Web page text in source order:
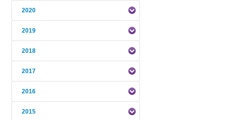
2020
2019
2018
2017
2016
2015